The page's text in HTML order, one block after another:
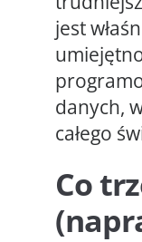
jest
danych,
całego
Co